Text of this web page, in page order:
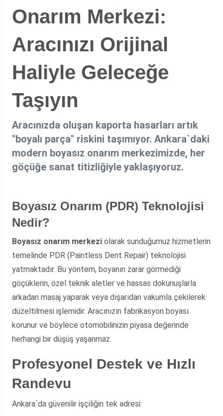
Onarım Merkezi:
Aracınızı Orijinal
Haliyle Geleceğe
Taşıyın
Aracınızda oluşan kaporta hasarları artık
"boyalı parça" riskini taşımıyor. Ankara`daki
modern boyasız onarım merkezimizde, her
göçüğe sanat titizliğiyle yaklaşıyoruz.
Boyasız Onarım (PDR) Teknolojisi
Nedir?
Boyasız onarım merkezi olarak sunduğumuz hizmetlerin
temelinde PDR (Paintless Dent Repair) teknolojisi
yatmaktadır. Bu yöntem, boyanın zarar görmediği
göçüklerin, özel teknik aletler ve hassas dokunuşlarla
arkadan masaj yaparak veya dışarıdan vakumla çekilerek
düzeltilmesi işlemidir. Aracınızın fabrikasyon boyası
korunur ve böylece otomobilinizin piyasa değerinde
herhangi bir düşüş yaşanmaz.
Profesyonel Destek ve Hızlı
Randevu
Ankara`da güvenilir işçiliğin tek adresi: